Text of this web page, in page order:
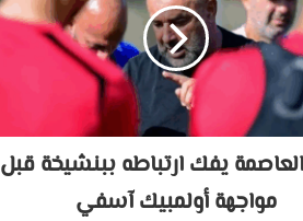
العاصمة يفك ارتباطه ببنشيخة قبل
مواجهة أولمبيك آسفي